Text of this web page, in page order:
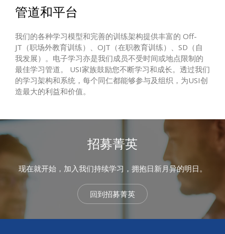
管道和平台
我们的各种学习模型和完善的训练架构提供丰富的 Off-
JT（职场外教育训练）、OJT（在职教育训练）、SD（自
我发展）。电子学习亦是我们成员不受时间或地点限制的
最佳学习管道。 USI家族鼓励您不断学习和成长。透过我们
的学习架构和系统，每个同仁都能够参与及组织，为USI创
造最大的利益和价值。
招募菁英
现在就开始，加入我们持续学习，拥抱日新月异的明日。
回到招募菁英